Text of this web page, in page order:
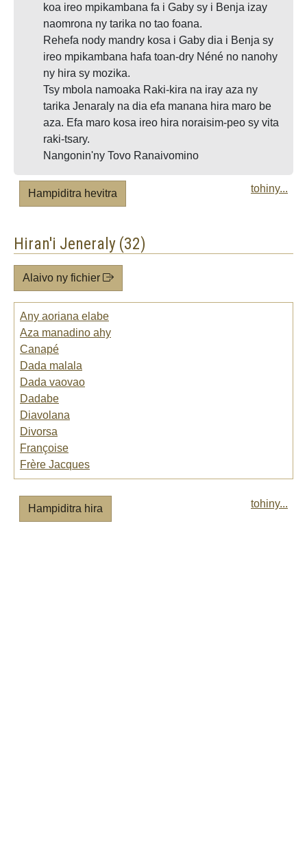
koa ireo mpikambana fa i Gaby sy i Benja izay
naomrona ny tarika no tao foana.
Rehefa nody mandry kosa i Gaby dia i Benja sy
ireo mpikambana hafa toan-dry Néné no nanohy
ny hira sy mozika.
Tsy mbola namoaka Raki-kira na iray aza ny
tarika Jenaraly na dia efa manana hira maro be
aza. Efa maro kosa ireo hira noraisim-peo sy vita
raki-tsary.
Nangonin'ny Tovo Ranaivomino
Hampiditra hevitra tohiny...
Hiran'i Jeneraly (32)
Alaivo ny fichier
Any aoriana elabe
Aza manadino ahy
Canapé
Dada malala
Dada vaovao
Dadabe
Diavolana
Divorsa
Françoise
Frère Jacques
Hampiditra hira tohiny...